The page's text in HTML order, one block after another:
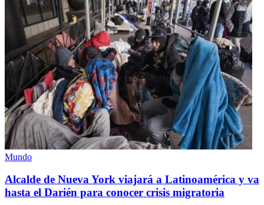
Mundo
Alcalde de Nueva York viajará a Latinoamérica y va
hasta el Darién para conocer crisis migratoria